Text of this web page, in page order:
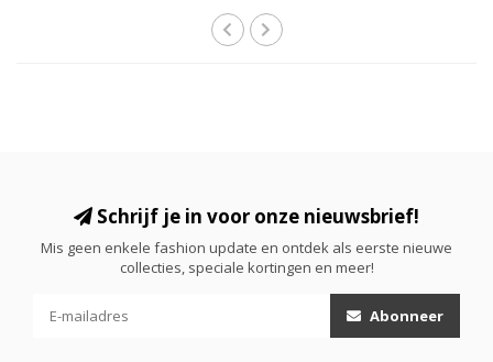
Schrijf je in voor onze nieuwsbrief!
Mis geen enkele fashion update en ontdek als eerste nieuwe
collecties, speciale kortingen en meer!
Abonneer